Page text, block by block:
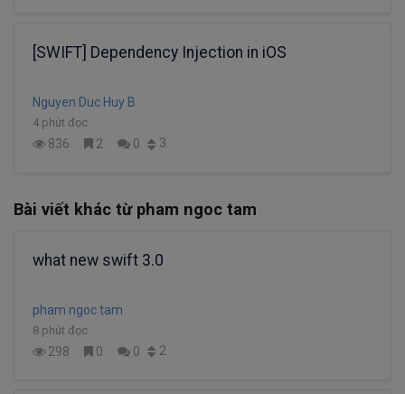
[SWIFT] Dependency Injection in iOS
Nguyen Duc Huy B
4 phút đọc
836 2 0 3
Bài viết khác từ pham ngoc tam
what new swift 3.0
pham ngoc tam
8 phút đọc
298 0 0 2